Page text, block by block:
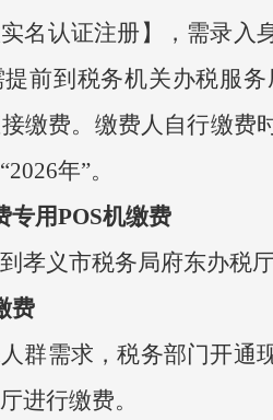
名认证注册】，需录入
前到税务机关办税服
缴费。缴费人自行缴费
年”。
专用POS机缴费
孝义市税务局府东办税
费
群需求，税务部门开通
进行缴费。